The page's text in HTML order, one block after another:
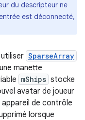
du descripteur ne
est déconnecté,
SparseArray
manette
mShips stocke
avatar de joueur
appareil de contrôle
lorsque